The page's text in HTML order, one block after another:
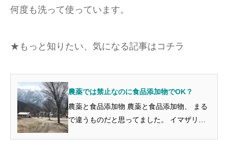
何度も洗って使っています。
★もっと知りたい、気になる記事はコチラ
農薬では禁止なのに食品添加物でOK？
農薬と食品添加物 農薬と食品添加物、 まる
で違うものだと思ってました。 イマザリル